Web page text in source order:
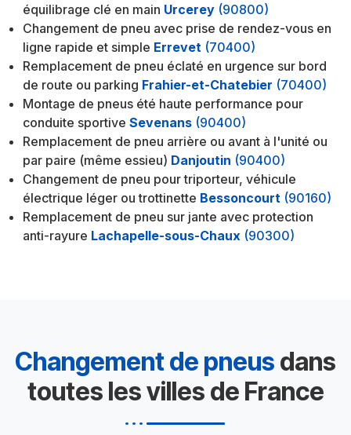
équilibrage clé en main Urcerey (90800)
Changement de pneu avec prise de rendez-vous en
ligne rapide et simple Errevet (70400)
Remplacement de pneu éclaté en urgence sur bord
de route ou parking Frahier-et-Chatebier (70400)
Montage de pneus été haute performance pour
conduite sportive Sevenans (90400)
Remplacement de pneu arrière ou avant à l'unité ou
par paire (même essieu) Danjoutin (90400)
Changement de pneu pour triporteur, véhicule
électrique léger ou trottinette Bessoncourt (90160)
Remplacement de pneu sur jante avec protection
anti-rayure Lachapelle-sous-Chaux (90300)
Changement de pneus dans
toutes les villes de France